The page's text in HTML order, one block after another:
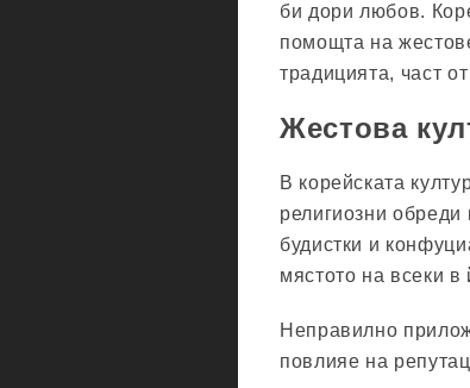
би дори любов.
помощта на
традицията, част
Жестова
В корейската
религиозни
будистки и
мястото на всеки в
Неправилно
повлияе на